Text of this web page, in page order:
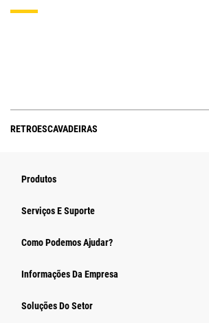
RETROESCAVADEIRAS
Produtos
Serviços E Suporte
Como Podemos Ajudar?
Informações Da Empresa
Soluções Do Setor